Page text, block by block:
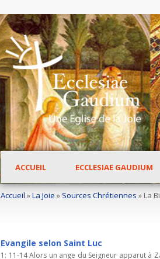
ACCUEIL ECCLESIAE GAUDIUM
Accueil »La Joie » Sources Chrétiennes » La
Evangile selon Saint Luc
1: 11-14 Alors un ange du Seigneur apparut